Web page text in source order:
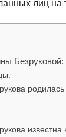
лиц на
Безруковой:
родилась
известна